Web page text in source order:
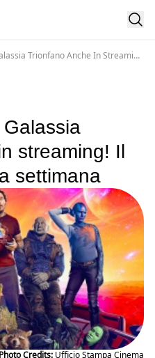
Trionfano Anche In Streaming
streaming! Il
settimana
Photo Credits:Ufficio Stampa Cinema